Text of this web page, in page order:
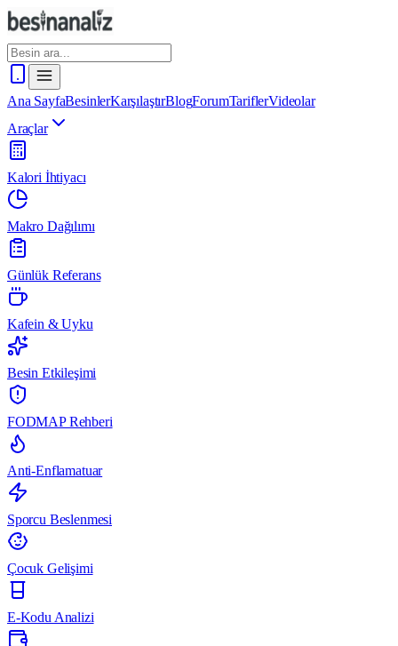
Ana SayfaBesinlerKarşılaştırBlogForumTariflerVideolar
Araçlar
Kalori İhtiyacı
Makro Dağılımı
Günlük Referans
Kafein & Uyku
Besin Etkileşimi
FODMAP Rehberi
Anti-Enflamatuar
Sporcu Beslenmesi
Çocuk Gelişimi
E-Kodu Analizi